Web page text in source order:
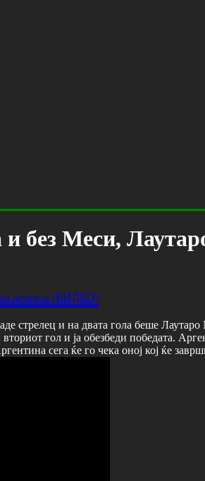
без Меси,
стрелец и на двата гола беше
гол и ја обезбеди победата.
сега ќе го чека оној кој ќе